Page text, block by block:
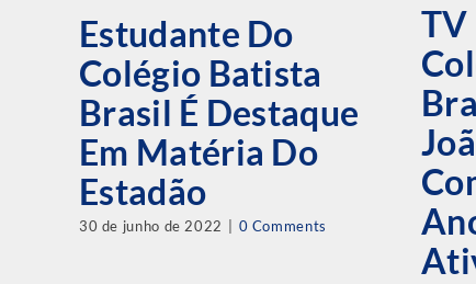
Estudante Do
Colégio Batista
Brasil É Destaque
Em Matéria Do
Estadão
30 de junho de 2022 0 Comments
TV